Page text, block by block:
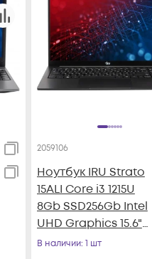
2059106
Ноутбук IRU Strato
15ALI Core i3 1215U
8Gb SSD256Gb Intel
UHD Graphics 15.6"
IPS FHD (1920x1080)
В наличии: 1 шт